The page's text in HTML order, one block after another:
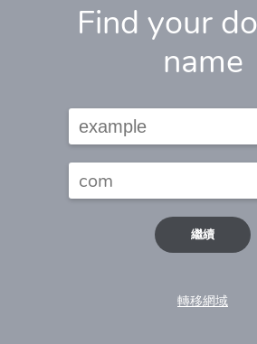
Find your
name
繼續
轉移網域